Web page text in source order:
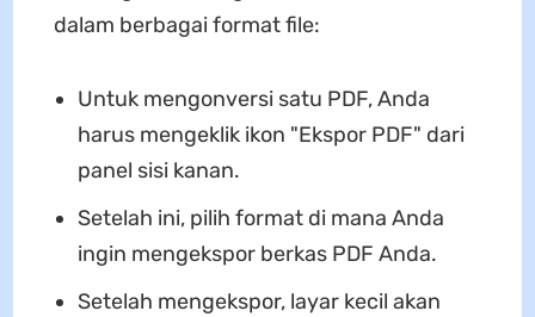
dalam berbagai format file:
Untuk mengonversi satu PDF, Anda
harus mengeklik ikon "Ekspor PDF" dari
panel sisi kanan.
Setelah ini, pilih format di mana Anda
ingin mengekspor berkas PDF Anda.
Setelah mengekspor, layar kecil akan